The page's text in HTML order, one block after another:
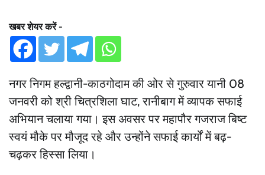
खबर शेयर करें -
नगर निगम हल्द्वानी-काठगोदाम की ओर से गुरुवार यानी 08
जनवरी को श्री चित्रशिला घाट, रानीबाग में व्यापक सफाई
अभियान चलाया गया। इस अवसर पर महापौर गजराज बिष्ट
स्वयं मौके पर मौजूद रहे और उन्होंने सफाई कार्यों में बढ़-
चढ़कर हिस्सा लिया।